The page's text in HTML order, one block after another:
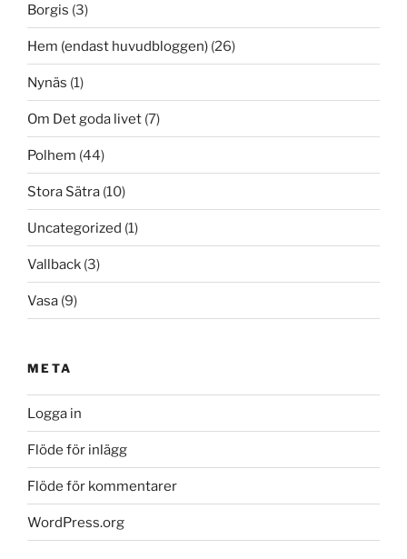
Borgis (3)
Hem (endast huvudbloggen) (26)
Nynäs (1)
Om Det goda livet (7)
Polhem (44)
Stora Sätra (10)
Uncategorized (1)
Vallback (3)
Vasa (9)
META
Logga in
Flöde för inlägg
Flöde för kommentarer
WordPress.org